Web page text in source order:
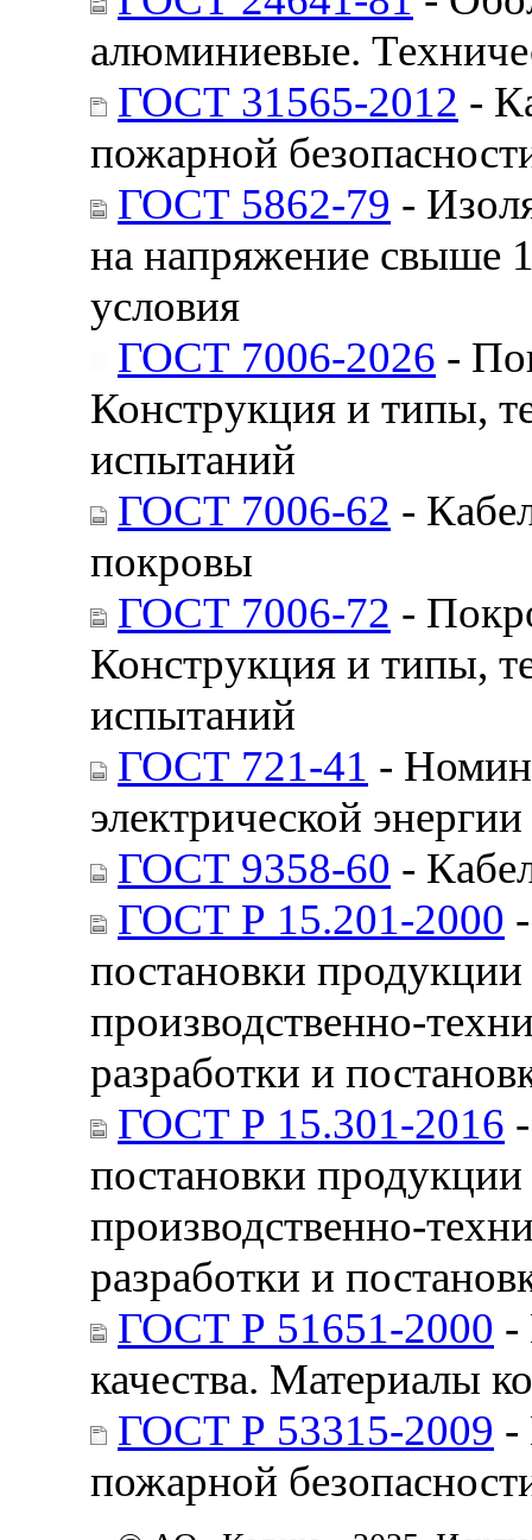
алюминиевые.
ГОСТ 31565-2012 -
пожарной
ГОСТ 5862-79 -
на напряжение свыше
условия
ГОСТ 7006-2026 -
Конструкция и типы,
испытаний
ГОСТ 7006-62 -
покровы
ГОСТ 7006-72 -
Конструкция и типы,
испытаний
ГОСТ 721-41 -
электрической
ГОСТ 9358-60 -
ГОСТ Р 15.201-2000
постановки
производственно-
разработки и
ГОСТ Р 15.301-2016
постановки
производственно-
разработки и
ГОСТ Р 51651-2000 -
качества. Материалы
ГОСТ Р 53315-2009 -
пожарной